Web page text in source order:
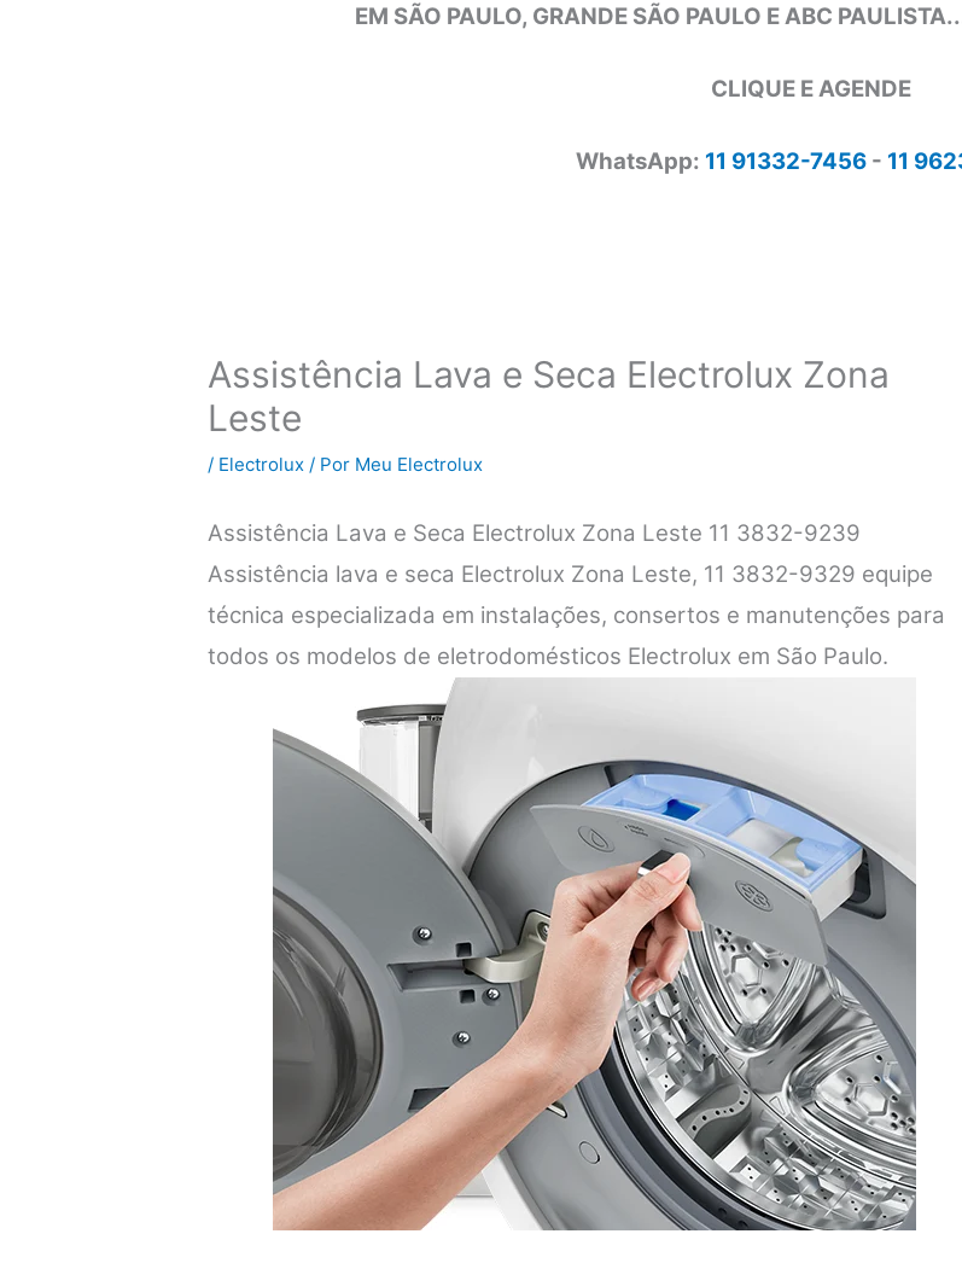
EM SÃO PAULO, GRANDE SÃO PAULO E ABC
CLIQUE E AGENDE
WhatsApp: 11 91332-7456- 11
Assistência Lava e Seca Electrolux Zona
Leste
/ Electrolux / Por Meu Electrolux
Assistência Lava e Seca Electrolux Zona Leste 11 3832-9239
Assistência lava e seca Electrolux Zona Leste, 11 3832-9329 equipe
técnica especializada em instalações, consertos e manutenções para
todos os modelos de eletrodomésticos Electrolux em São Paulo.